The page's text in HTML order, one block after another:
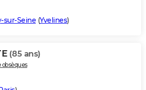
sur-Seine (Yvelines)
(85 ans)